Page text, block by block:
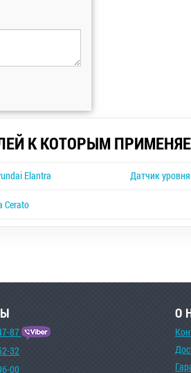
К КОТОРЫМ
Elantra Датчик
Cerato
87
32
00
О